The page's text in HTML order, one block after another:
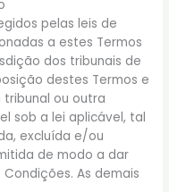
pelas leis de
a estes Termos
dos tribunais de
destes Termos e
ou outra
sob a lei aplicável, tal
excluída e/ou
de modo a dar
As demais